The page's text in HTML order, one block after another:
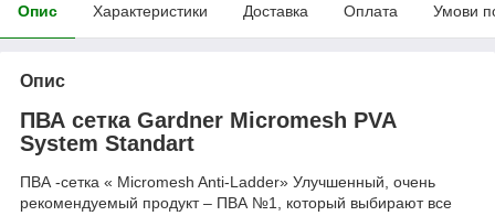
Опис Характеристики Доставка Оплата Умови
Опис
ПВА сетка Gardner Micromesh PVA
System Standart
ПВА -сетка « Micromesh Anti-Ladder» Улучшенный, очень
рекомендуемый продукт – ПВА №1, который выбирают все